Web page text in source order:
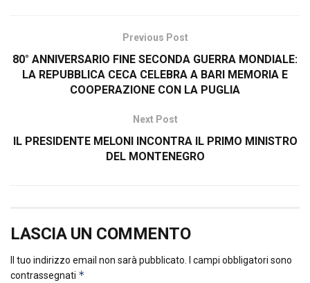
Previous Post
80° ANNIVERSARIO FINE SECONDA GUERRA MONDIALE:
LA REPUBBLICA CECA CELEBRA A BARI MEMORIA E
COOPERAZIONE CON LA PUGLIA
Next Post
IL PRESIDENTE MELONI INCONTRA IL PRIMO MINISTRO
DEL MONTENEGRO
LASCIA UN COMMENTO
Il tuo indirizzo email non sarà pubblicato.
I campi obbligatori sono
contrassegnati *